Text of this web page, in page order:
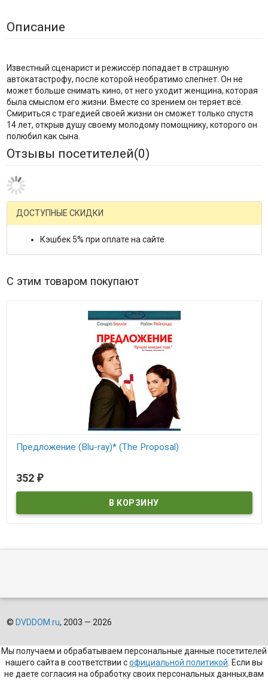
Описание
Известный сценарист и режиссёр попадает в страшную
автокатастрофу, после которой необратимо слепнет. Он не
может больше снимать кино, от него уходит женщина, которая
была смыслом его жизни. Вместе со зрением он теряет всё.
Смириться с трагедией своей жизни он сможет только спустя
14 лет, открыв душу своему молодому помощнику, которого он
полюбил как сына.
Отзывы посетителей(0)
ДОСТУПНЫЕ СКИДКИ
Кэшбек 5% при оплате на сайте
С этим товаром покупают
Предложение (Blu-ray)* (The Proposal)
352 ₽
© DVDDOM.ru, 2003 — 2026
Мы получаем и обрабатываем персональные данные посетителей
нашего сайта в соответствии софициальной политикой . Если вы
не даете согласия на обработку своих персональных данных,вам